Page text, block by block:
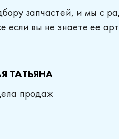
запчастей, и мы с
если вы не знаете ее
ТАТЬЯНА
продаж